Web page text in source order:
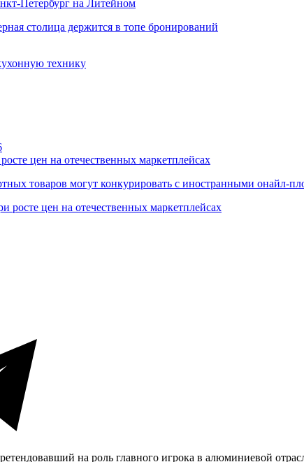
Петербург на Литейном
технику
цен на отечественных маркетплейсах
товаров могут конкурировать с иностранными онайл-
на роль главного игрока в алюминиевой